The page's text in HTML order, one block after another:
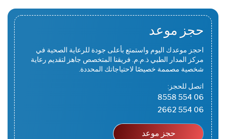
حجز موعد
احجز موعدك اليوم واستمتع بأعلى جودة للرعاية الصحية في
مركز المدار الطبي ذ.م.م. فريقنا المتخصص جاهز لتقديم رعاية
شخصية مصممة خصيصًا لاحتياجاتك المحددة.
اتصل للحجز:
06 554 8558
06 554 2662
حجز موعد